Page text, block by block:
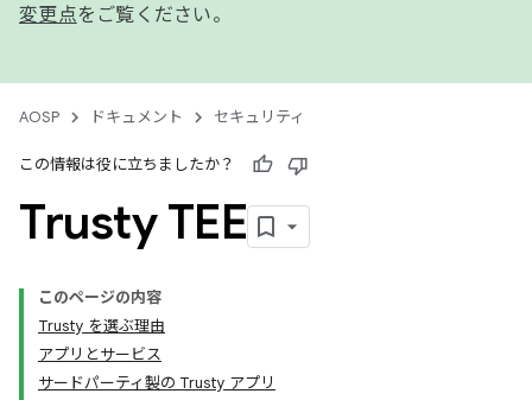
変更点をご覧ください。
AOSP ドキュメント セキュリティ
この情報は役に立ちましたか？
Trusty TEE
このページの内容
Trusty を選ぶ理由
アプリとサービス
サードパーティ製の Trusty アプリ